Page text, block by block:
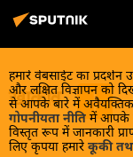
हमारे वेबसाईट का
और लक्षित विज्ञापन को
से आपके बारे में अवैयक्तिक
गोपनीयता नीतिमें आपके
विस्तृत रूप में जानकारी
लिए कृपया हमारे कूकी
खार्कोव